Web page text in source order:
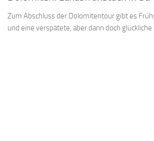
Zum Abschluss der Dolomitentour gibt es
und eine verspätete, aber dann doch